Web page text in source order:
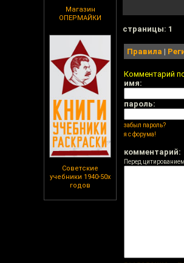
Магазин
ОПЕРМАЙКИ
Советские
учебники 1940-50х
годов
cтраницы: 1
Правила |
Комментарий
имя:
пароль:
забыл пароль?
я с форума!
комментарий:
Перед